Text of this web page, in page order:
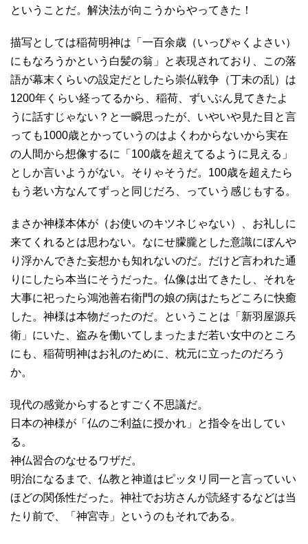
ということだ。解決法が向こうからやってきた！
描写としては稲荷明神は「一百余歳（いっぴゃくよさい）
にもなろうかという白髪の翁」と表現されており、この落
語が幕末くらいの設定だとしたら崇仏戦争（丁未の乱）は
1200年くらい経ってるから、稲荷、ずいぶん見てきたよ
うに話すじゃない？と一瞬思ったが、いやいや見た目と言
っても1000歳とかっていうのはよくわからないから実在
の人間から想像するに「100歳を超えてるように見える」
としか言いようがない。そりゃそうだ。100歳を超えたら
もう老い方なんてずっと同じだろ、っていう感じもする。
まさか神様本体が（お使いのキツネじゃない）、お礼しに
来てくれるとは思わない。なにせ朦朧とした意識にぼんや
り浮かんできた妄想かも知れないのだ。だけど言われた通
りにしたら本当にそうだった。仏像は出てきたし、それを
大事に祀ったら鴻池善右衛門の娘の病はたちどころに快癒
した。神様は本物だったのだ。ということは「新羽屋源兵
衛」にいた、盗みを働いてしまったまだ若い女中のところ
にも、稲荷明神はお礼のために、枕元に立ったのだろう
か。
現代の感覚からするとすごく不思議だ。
日本の神様が「仏のご利益に授かれ」と指令を出してい
る。
神仏習合のなせるワザだ。
明治になるまで、仏教と神道はピッタリ同一と言っていい
ほどの関係性だった。神社でお坊さんが読経するなどは当
たり前で、「神宮寺」というのもそれである。